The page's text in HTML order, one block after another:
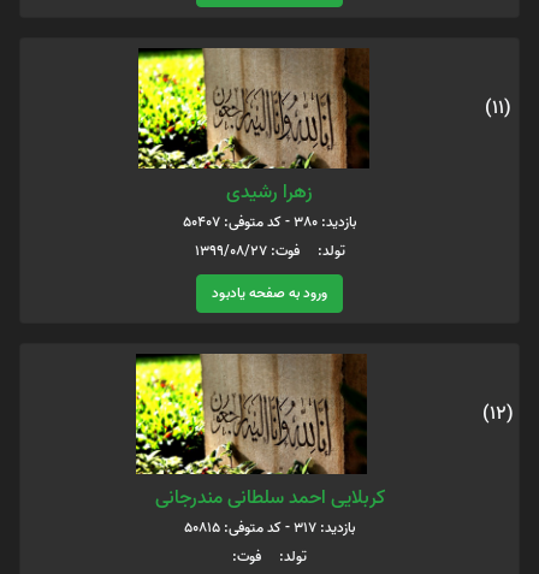
(11)
زهرا رشیدی
بازدید: 380 - کد متوفی: 50407
تولد: فوت: 1399/08/27
ورود به صفحه یادبود
(12)
کربلایی احمد سلطانی مندرجانی
بازدید: 317 - کد متوفی: 50815
تولد: فوت: